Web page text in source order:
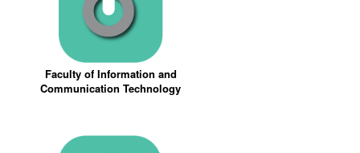
Faculty of Information and
Communication Technology